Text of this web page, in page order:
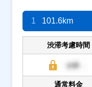
1 101.6km
渋滞考慮時間
通常料金